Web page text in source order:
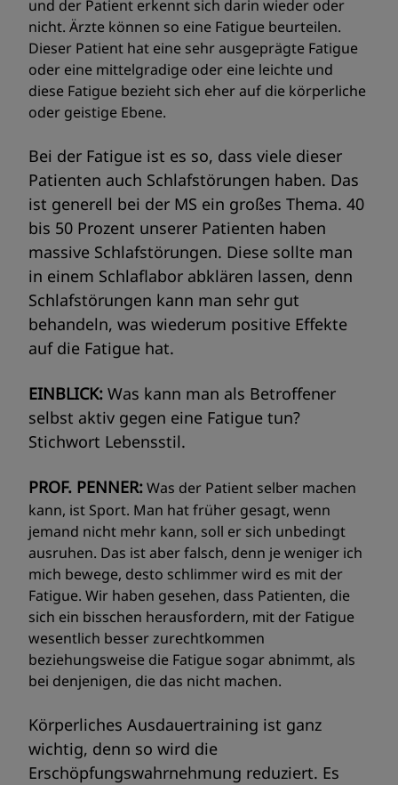
und der Patient erkennt sich darin wieder oder
nicht. Ärzte können so eine Fatigue beurteilen.
Dieser Patient hat eine sehr ausgeprägte Fatigue
oder eine mittelgradige oder eine leichte und
diese Fatigue bezieht sich eher auf die körperliche
oder geistige Ebene.
Bei der Fatigue ist es so, dass viele dieser
Patienten auch Schlafstörungen haben. Das
ist generell bei der MS ein großes Thema. 40
bis 50 Prozent unserer Patienten haben
massive Schlafstörungen. Diese sollte man
in einem Schlaflabor abklären lassen, denn
Schlafstörungen kann man sehr gut
behandeln, was wiederum positive Effekte
auf die Fatigue hat.
EINBLICK: Was kann man als Betroffener
selbst aktiv gegen eine Fatigue tun?
Stichwort Lebensstil.
PROF. PENNER:Was der Patient selber machen
kann, ist Sport. Man hat früher gesagt, wenn
jemand nicht mehr kann, soll er sich unbedingt
ausruhen. Das ist aber falsch, denn je weniger ich
mich bewege, desto schlimmer wird es mit der
Fatigue. Wir haben gesehen, dass Patienten, die
sich ein bisschen herausfordern, mit der Fatigue
wesentlich besser zurechtkommen
beziehungsweise die Fatigue sogar abnimmt, als
bei denjenigen, die das nicht machen.
Körperliches Ausdauertraining ist ganz
wichtig, denn so wird die
Erschöpfungswahrnehmung reduziert. Es